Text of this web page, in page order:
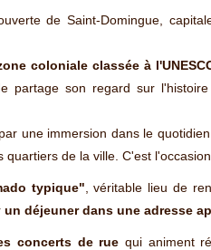
de Saint-Domingue,
coloniale classée à
partage son regard sur
une immersion dans le
quartiers de la ville. C'est
typique", véritable lieu de
un déjeuner dans une adresse
concerts de rue qui animent